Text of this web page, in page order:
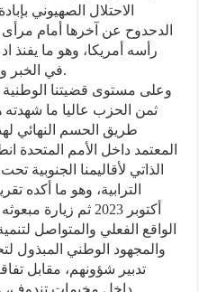
الاحتلال الصهيوني
الدحدوح عن آخرها أمام
رأسه أمريكا، وهو ما يفنذ
في الخبر وحماية الصحفيين ووسائل الإعلام.
وعلى مستوى قضيتنا الوطنية
ثمن الحزب عاليا ما
طريق الحسم النهائي
المعتمد داخل الأمم المتحدة
الذاتي لأقاليمنا
الترابية، وهو ما أكده
أكتوبر 2023 ثم
الواقع الفعلي والمتواصل
والمجهود الوطني المبذول
تدبير شؤونهم، مقابل